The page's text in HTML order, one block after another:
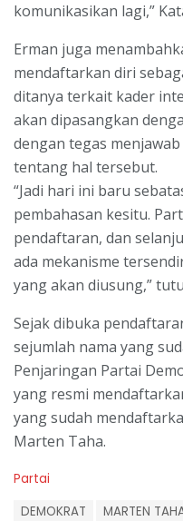
komunikasikan lagi,”
Erman juga
mendaftarkan diri
ditanya terkait kader
akan dipasangkan
dengan tegas
tentang hal tersebut.
“Jadi hari ini baru
pembahasan kesitu.
pendaftaran, dan
ada mekanisme
yang akan diusung,”
Sejak dibuka
sejumlah nama yang
Penjaringan Partai
yang resmi
yang sudah
Marten Taha.
C
Partai
DEMOKRAT MARTEN